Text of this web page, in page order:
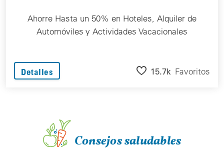
Ahorre Hasta un 50% en Hoteles, Alquiler de
Automóviles y Actividades Vacacionales
Detalles 15.7k Favoritos
Consejos saludables